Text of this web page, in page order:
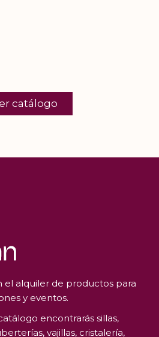
catálogo
el alquiler de productos para
y eventos.
encontrarás sillas,
vajillas, cristalería,